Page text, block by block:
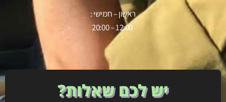
יש לכם שאלות?
ראשון – חמישי :